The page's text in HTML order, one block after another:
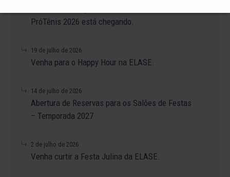
PróTênis 2026 está chegando.
19 de julho de 2026
Venha para o Happy Hour na ELASE.
14 de julho de 2026
Abertura de Reservas para os Salões de Festas
– Temporada 2027
2 de julho de 2026
Venha curtir a Festa Julina da ELASE.